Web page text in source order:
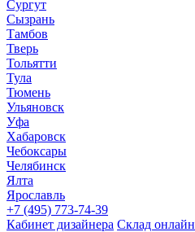
Сургут
Сызрань
Тамбов
Тверь
Тольятти
Тула
Тюмень
Ульяновск
Уфа
Хабаровск
Чебоксары
Челябинск
Ялта
Ярославль
+7 (495) 773-74-39
Кабинет дизайнера Склад онлайн